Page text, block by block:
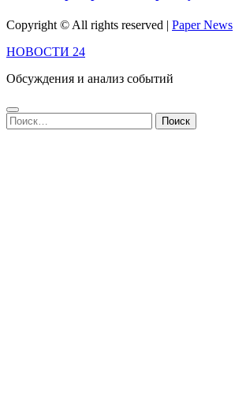
Copyright © All rights reserved | Paper News
НОВОСТИ 24
Обсуждения и анализ событий
Найти: